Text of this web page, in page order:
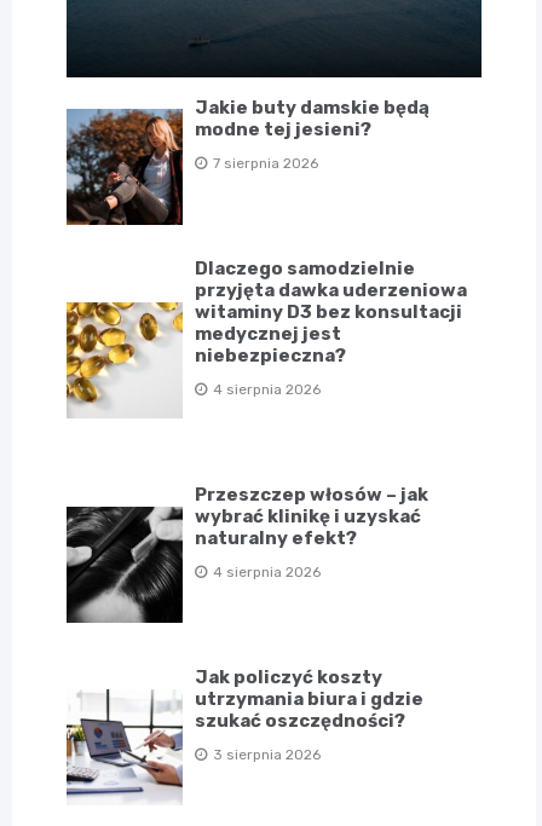
Jakie buty damskie będą
modne tej jesieni?
7 sierpnia 2026
Dlaczego samodzielnie
przyjęta dawka uderzeniowa
witaminy D3 bez konsultacji
medycznej jest
niebezpieczna?
4 sierpnia 2026
Przeszczep włosów – jak
wybrać klinikę i uzyskać
naturalny efekt?
4 sierpnia 2026
Jak policzyć koszty
utrzymania biura i gdzie
szukać oszczędności?
3 sierpnia 2026